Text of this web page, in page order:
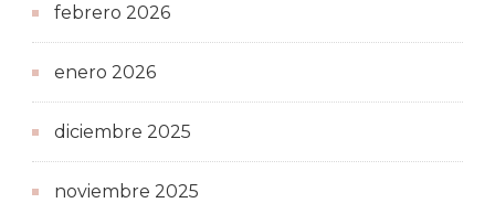
febrero 2026
enero 2026
diciembre 2025
noviembre 2025